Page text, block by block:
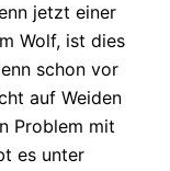
jetzt einer
Wolf, ist dies
schon vor
auf Weiden
Problem mit
es unter